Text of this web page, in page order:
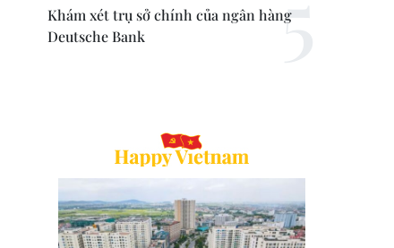
Khám xét trụ sở chính của ngân hàng
Deutsche Bank